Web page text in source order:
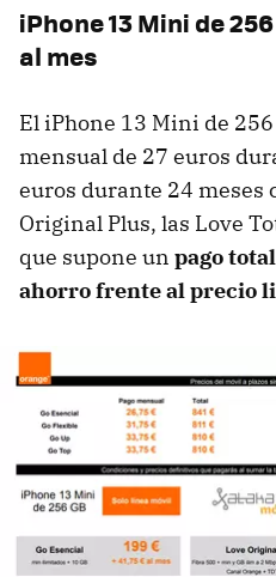
iPhone 13 Mini de
al mes
El iPhone 13 Mini de
mensual de 27 euros
euros durante 24 meses
Original Plus, las Love
que supone un pago
ahorro frente al precio